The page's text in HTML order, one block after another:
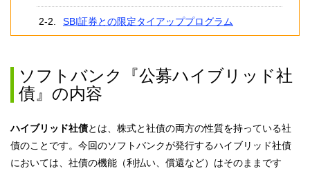
SBI証券との限定タイアッププログラム
ソフトバンク『公募ハイブリッド社
債』の内容
ハイブリッド社債とは、株式と社債の両方の性質を持っている社
債のことです。今回のソフトバンクが発行するハイブリッド社債
においては、社債の機能（利払い、償還など）はそのままです